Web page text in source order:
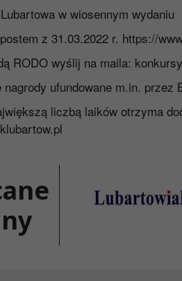
w wiosennym wydaniu
z 31.03.2022 r. https://
RODO wyślij na maila:
nagrody ufundowane m.in.
liczbą laików otrzyma